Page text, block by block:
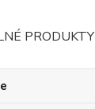
PRODUKTY